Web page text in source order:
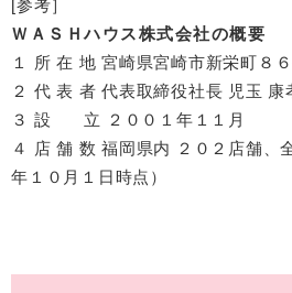
[参考］
ＷＡＳＨハウス株式会社の概要
１ 所 在 地 宮崎県宮崎市新栄町８６
２ 代 表 者 代表取締役社長 児玉 康
３ 設 立 ２００１年１１月
４ 店 舗 数 福岡県内 ２０２店舗、
年１０月１日時点）